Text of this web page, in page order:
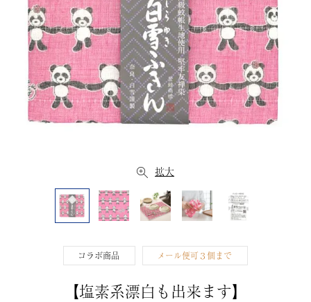
拡大
コラボ商品 メール便可３個まで
【塩素系漂白も出来ます】